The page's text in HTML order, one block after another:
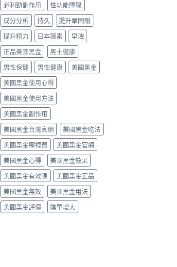
必利勁副作用
性功能障礙
成分分析
持久
提升睪固酮
提升精力
日本藤素
早洩
正品美國黑金
男士健康
男性保健
男性健康
美國黑金
美國黑金使用心得
美國黑金使用方法
美國黑金副作用
美國黑金台灣官網
美國黑金吃法
美國黑金哪裡買
美國黑金官網
美國黑金心得
美國黑金效果
美國黑金有效嗎
美國黑金正品
美國黑金無效
美國黑金用法
美國黑金評價
陰莖增大